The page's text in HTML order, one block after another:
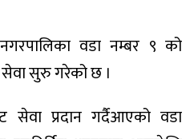
वडा नम्बर ९ को
सुरु गरेको छ ।
सेवा प्रदान गर्दैआएको वडा